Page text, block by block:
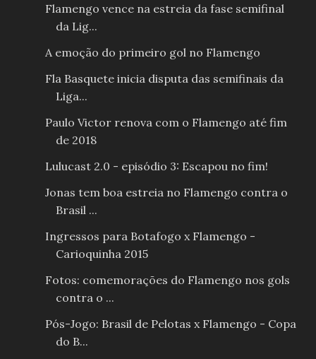
Flamengo vence na estreia da fase semifinal
da Lig...
A emoção do primeiro gol no Flamengo
Fla Basquete inicia disputa das semifinais da
Liga...
Paulo Victor renova com o Flamengo até fim
de 2018
Lulucast 2.0 - episódio 3: Escapou no fim!
Jonas tem boa estreia no Flamengo contra o
Brasil ...
Ingressos para Botafogo x Flamengo -
Carioquinha 2015
Fotos: comemorações do Flamengo nos gols
contra o ...
Pós-Jogo: Brasil de Pelotas x Flamengo - Copa
do B...